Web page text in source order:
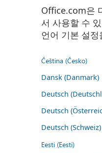
Office.com은
서 사용할 수
언어 기본 설
Čeština (Česko)
Dansk (Danmark)
Deutsch
Deutsch
Deutsch (Schweiz)
Eesti (Eesti)